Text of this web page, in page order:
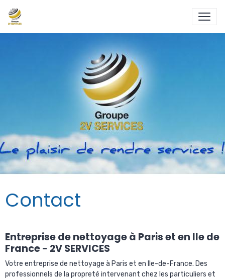
Contact
Entreprise de nettoyage à Paris et en Ile de
France - 2V SERVICES
Votre entreprise de nettoyage à Paris et en Ile-de-France. Des
professionnels de la propreté intervenant chez les particuliers et